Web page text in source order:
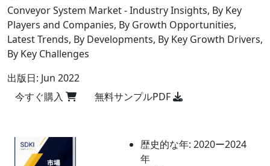
Conveyor System Market - Industry Insights, By Key
Players and Companies, By Growth Opportunities,
Latest Trends, By Developments, By Key Growth Drivers,
By Key Challenges
出版日: Jun 2022
今すぐ購入
無料サンプルPDF
歴史的な年: 2020ー2024
年